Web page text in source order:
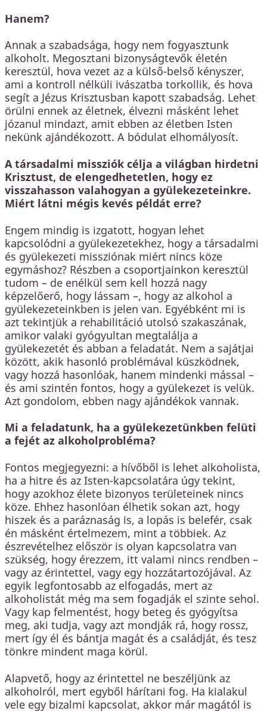
Hanem?
Annak a szabadsága, hogy nem fogyasztunk
alkoholt. Megosztani bizonyságtevők életén
keresztül, hova vezet az a külső-belső kényszer,
ami a kontroll nélküli ivászatba torkollik, és hova
segít a Jézus Krisztusban kapott szabadság. Lehet
örülni ennek az életnek, élvezni másként lehet
józanul mindazt, amit ebben az életben Isten
nekünk ajándékozott. A bódulat elhomályosít.
A társadalmi missziók célja a világban hirdetni
Krisztust, de elengedhetetlen, hogy ez
visszahasson valahogyan a gyülekezeteinkre.
Miért látni mégis kevés példát erre?
Engem mindig is izgatott, hogyan lehet
kapcsolódni a gyülekezetekhez, hogy a társadalmi
és gyülekezeti missziónak miért nincs köze
egymáshoz? Részben a csoportjainkon keresztül
tudom – de enélkül sem kell hozzá nagy
képzelőerő, hogy lássam –, hogy az alkohol a
gyülekezeteinkben is jelen van. Egyébként mi is
azt tekintjük a rehabilitáció utolsó szakaszának,
amikor valaki gyógyultan megtalálja a
gyülekezetét és abban a feladatát. Nem a sajátjai
között, akik hasonló problémával küszködnek,
vagy hozzá hasonlóak, hanem mindenki mással –
és ami szintén fontos, hogy a gyülekezet is velük.
Azt gondolom, ebben nagy ajándékok vannak.
Mi a feladatunk, ha a gyülekezetünkben felüti
a fejét az alkoholprobléma?
Fontos megjegyezni: a hívőből is lehet alkoholista,
ha a hitre és az Isten-kapcsolatára úgy tekint,
hogy azokhoz élete bizonyos területeinek nincs
köze. Ehhez hasonlóan élhetik sokan azt, hogy
hiszek és a paráznaság is, a lopás is belefér, csak
én másként értelmezem, mint a többiek. Az
észrevételhez először is olyan kapcsolatra van
szükség, hogy érezzem, itt valami nincs rendben –
vagy az érintettel, vagy egy hozzátartozójával. Az
egyik legfontosabb az elfogadás, mert az
alkoholistát még ma sem fogadják el szinte sehol.
Vagy kap felmentést, hogy beteg és gyógyítsa
meg, aki tudja, vagy azt mondják rá, hogy rossz,
mert így él és bántja magát és a családját, és tesz
tönkre mindent maga körül.
Alapvető, hogy az érintettel ne beszéljünk az
alkoholról, mert egyből hárítani fog. Ha kialakul
vele egy bizalmi kapcsolat, akkor már magától is